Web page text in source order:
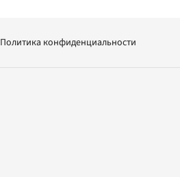
Политика конфиденциальности